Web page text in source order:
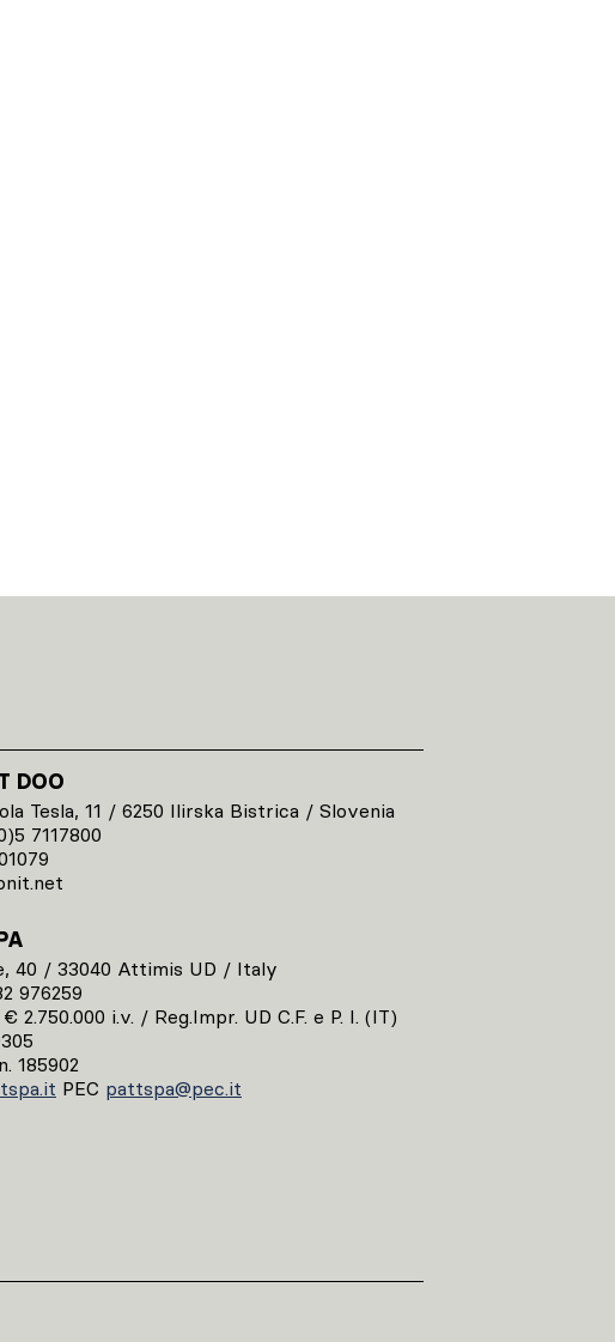
DOO
Tesla, 11 / 6250 Ilirska Bistrica / Slovenia
7117800
40 / 33040 Attimis UD / Italy
976259
2.750.000 i.v. / Reg.Impr. UD C.F. e P. I. (IT)
185902
PEC pattspa@pec.it